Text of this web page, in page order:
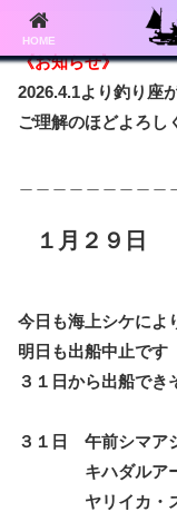
《お知らせ》
2026.4.1より釣り座
ご理解のほどよろし
１月２９日
今日も海上シケによ
明日も出船中止です
３１日から出船でき
３１日 午前シマア
キハダルアー船
ヤリイカ・スル
HOME